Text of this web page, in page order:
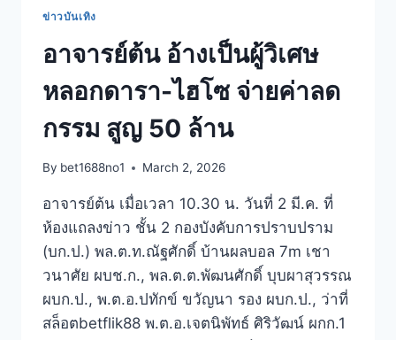
ข่าวบันเทิง
อาจารย์ต้น อ้างเป็นผู้วิเศษ
หลอกดารา-ไฮโซ จ่ายค่าลด
กรรม สูญ 50 ล้าน
By bet1688no1 March 2, 2026
อาจารย์ต้น เมื่อเวลา 10.30 น. วันที่ 2 มี.ค. ที่
ห้องแถลงข่าว ชั้น 2 กองบังคับการปราบปราม
(บก.ป.) พล.ต.ท.ณัฐศักดิ์ บ้านผลบอล 7m เชา
วนาศัย ผบช.ก., พล.ต.ต.พัฒนศักดิ์ บุบผาสุวรรณ
ผบก.ป., พ.ต.อ.ปทักข์ ขวัญนา รอง ผบก.ป., ว่าที่
สล็อตbetflik88 พ.ต.อ.เจตนิพัทธ์ ศิริวัฒน์ ผกก.1